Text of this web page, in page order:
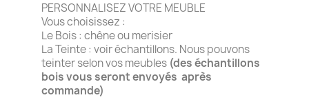
PERSONNALISEZ VOTRE MEUBLE
Vous choisissez :
Le Bois : chêne ou merisier
La Teinte : voir échantillons. Nous pouvons
teinter selon vos meubles (des échantillons
bois vous seront envoyés après
commande)